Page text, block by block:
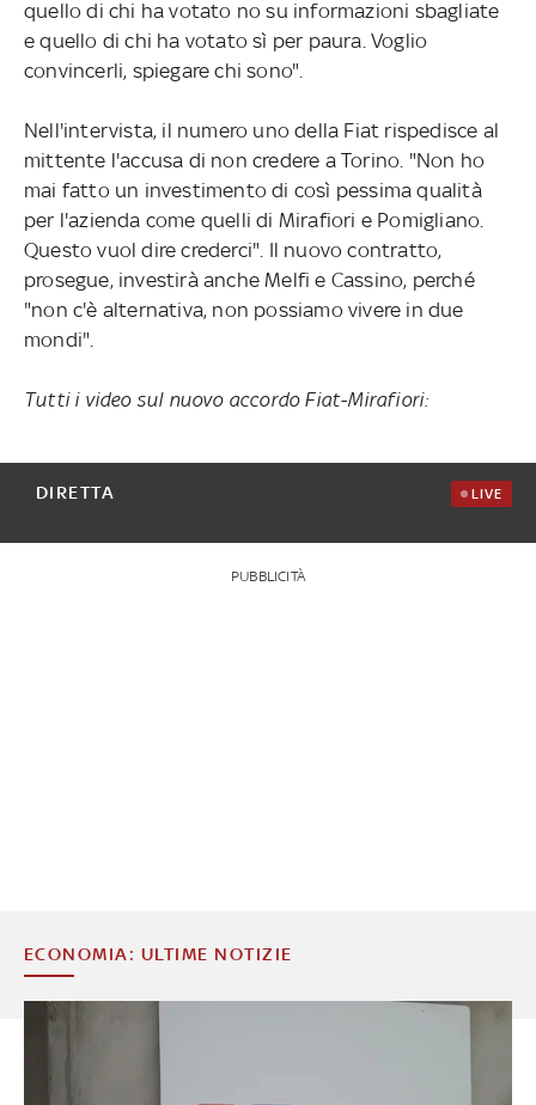
quello di chi ha votato no su informazioni sbagliate
e quello di chi ha votato sì per paura. Voglio
convincerli, spiegare chi sono".
Nell'intervista, il numero uno della Fiat rispedisce al
mittente l'accusa di non credere a Torino. "Non ho
mai fatto un investimento di così pessima qualità
per l'azienda come quelli di Mirafiori e Pomigliano.
Questo vuol dire crederci". Il nuovo contratto,
prosegue, investirà anche Melfi e Cassino, perché
"non c'è alternativa, non possiamo vivere in due
mondi".
Tutti i video sul nuovo accordo Fiat-Mirafiori:
DIRETTA LIVE
PUBBLICITÀ
ECONOMIA: ULTIME NOTIZIE